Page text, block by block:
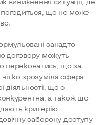
що не може
занадто
договору можуть
переконатись, що за
зрозуміла сфера
діяльності, що є
а також що
критерію
заборону доступу